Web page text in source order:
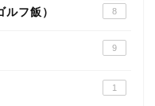
フ飯） 8
9
1